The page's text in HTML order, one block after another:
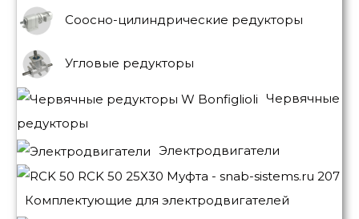
Соосно-цилиндрические редукторы
Угловые редукторы
Червячные
редукторы
Электродвигатели
Комплектующие для электродвигателей